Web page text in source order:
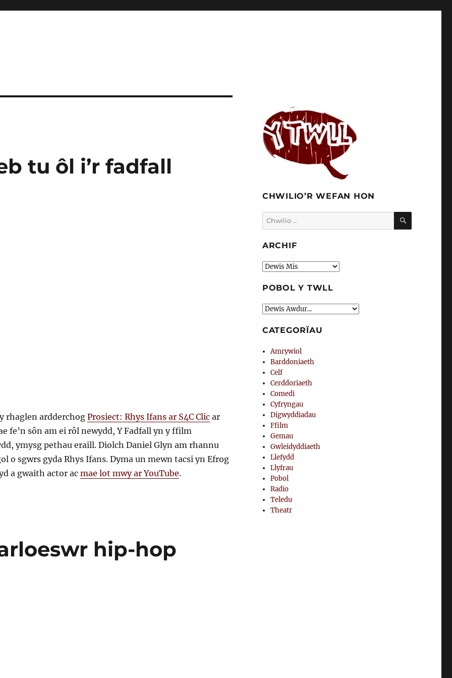
tu ôl i’r fadfall
rhaglen ardderchogProsiect: Rhys Ifans ar S4C Clicar
fe’n sôn am ei rôl newydd, Y Fadfall yn y ffilm
ymysg pethau eraill. Diolch Daniel Glyn am rhannu
o sgwrs gyda Rhys Ifans. Dyma un mewn tacsi yn Efrog
a gwaith actor acmae lot mwy ar YouTube.
hip-hop
CHWILIO’R WEFAN HON
Chwilio
am:
CHWILIO
ARCHIF
Archif
POBOL Y TWLL
CATEGORÏAU
Amrywiol
Barddoniaeth
Celf
Cerddoriaeth
Comedi
Cyfryngau
Digwyddiadau
Ffilm
Gemau
Gwleidyddiaeth
Llefydd
Llyfrau
Pobol
Radio
Teledu
Theatr